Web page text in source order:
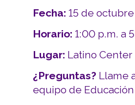
Fecha: 15 de
Horario:1:00 p.m. a
Lugar: Latino Center
¿Preguntas? Llame
equipo de